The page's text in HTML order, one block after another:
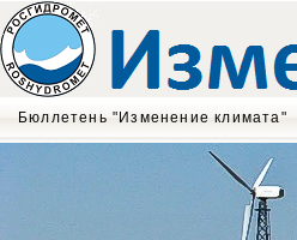
Бюллетень "Изменение климата"